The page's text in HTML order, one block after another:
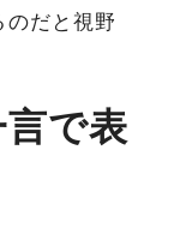
だと視野
で表